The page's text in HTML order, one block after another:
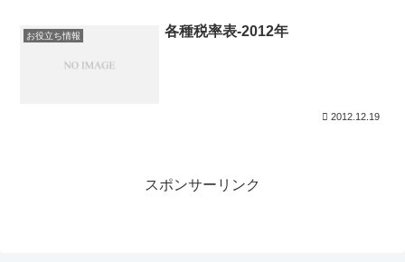
お役立ち情報 各種税率表-2012年
2012.12.19
スポンサーリンク